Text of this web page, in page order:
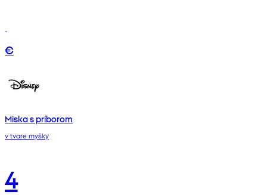
€
Miska s príborom
v tvare myšky
4